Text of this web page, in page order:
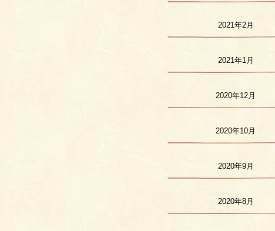
2021年2月
2021年1月
2020年12月
2020年10月
2020年9月
2020年8月